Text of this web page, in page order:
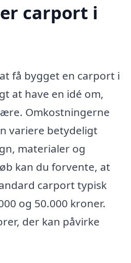
carport i
få bygget en carport i
at have en idé om,
Omkostningerne
variere betydeligt
materialer og
kan du forvente, at
carport typisk
og 50.000 kroner.
der kan påvirke